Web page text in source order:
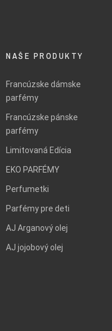
NAŠE PRODUKTY
Francúzske dámske
parfémy
Francúzske pánske
parfémy
Limitovaná Edícia
EKO PARFÉMY
Perfumetki
Parfémy pre deti
AJ Arganový olej
AJ jojobový olej